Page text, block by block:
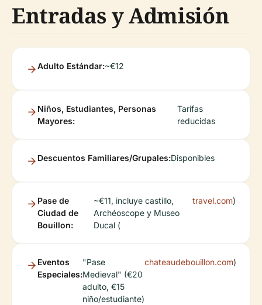
Entradas y Admisión
Adulto Estándar:~€12
Niños, Estudiantes, Personas
Mayores:
Tarifas
reducidas
Descuentos Familiares/Grupales:Disponibles
Pase de
Ciudad de
Bouillon:
~€11, incluye castillo,
Archéoscope y Museo
Ducal (
travel.com)
Eventos
Especiales:
"Pase
Medieval" (€20
adulto, €15
niño/estudiante)
chateaudebouillon.com)